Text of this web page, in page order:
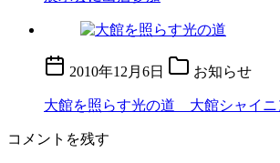
2010年12月6日 お知らせ
大館を照らす光の道 大館シャイニ
コメントを残す